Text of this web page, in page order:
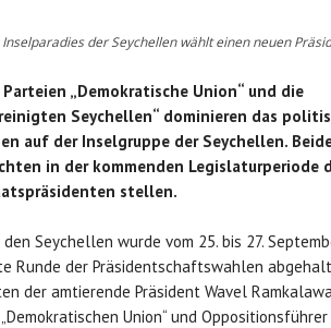
Inselparadies der Seychellen wählt einen neuen
Parteien „Demokratische Union“ und die
Seychellen“ dominieren das
auf der Inselgruppe der Seychellen.
in der kommenden Legislaturperiode
stellen.
Seychellen wurde vom 25. bis 27.
Runde der Präsidentschaftswahlen
der amtierende Präsident Wavel
Union“ und